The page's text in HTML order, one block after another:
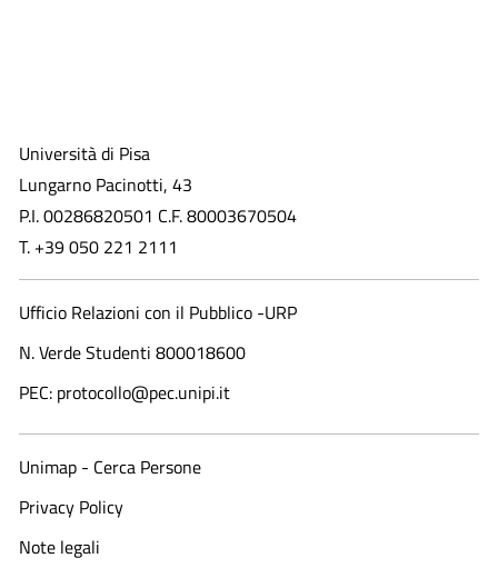
Università di Pisa
Lungarno Pacinotti, 43
P.I. 00286820501 C.F. 80003670504
T. +39 050 221 2111
Ufficio Relazioni con il Pubblico -URP
N. Verde Studenti 800018600​
PEC: protocollo@pec.unipi.it
Unimap - Cerca Persone
Privacy Policy
Note legali